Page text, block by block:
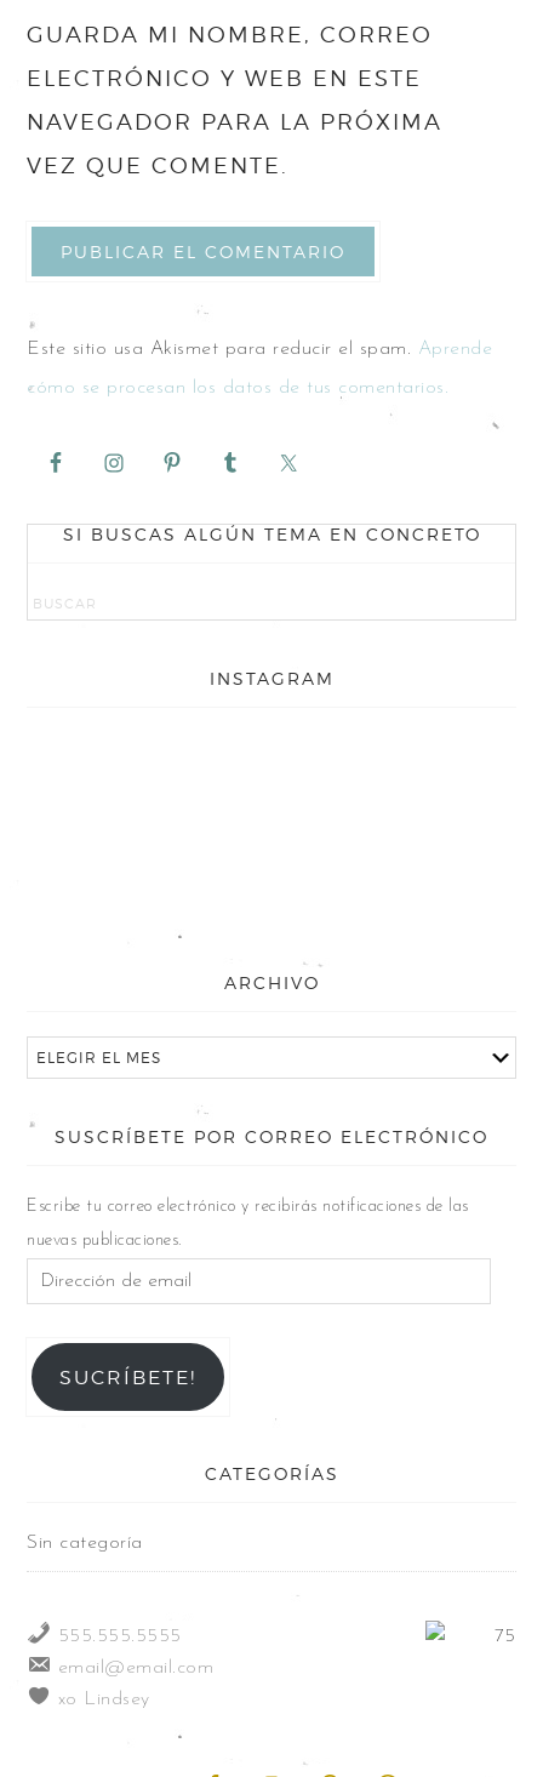
GUARDA MI NOMBRE, CORREO
ELECTRÓNICO Y WEB EN ESTE
NAVEGADOR PARA LA PRÓXIMA
VEZ QUE COMENTE.
Este sitio usa Akismet para reducir el spam. Aprende
cómo se procesan los datos de tus comentarios.
SI BUSCAS ALGÚN TEMA EN CONCRETO
INSTAGRAM
ARCHIVO
SUSCRÍBETE POR CORREO ELECTRÓNICO
Escribe tu correo electrónico y recibirás notificaciones de las
nuevas publicaciones.
SUCRÍBETE!
CATEGORÍAS
Sin categoría
555.555.5555
email@email.com
xo Lindsey